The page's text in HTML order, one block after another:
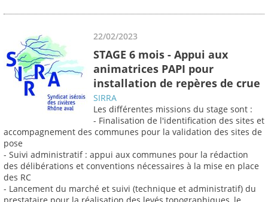
22/02/2023
STAGE 6 mois - Appui aux
animatrices PAPI pour
installation de repères de crue
SIRRA
Les différentes missions du stage sont :
- Finalisation de l'identification des sites et
accompagnement des communes pour la validation des sites de
pose
- Suivi administratif : appui aux communes pour la rédaction
des délibérations et conventions nécessaires à la mise en place
des RC
- Lancement du marché et suivi (technique et administratif) du